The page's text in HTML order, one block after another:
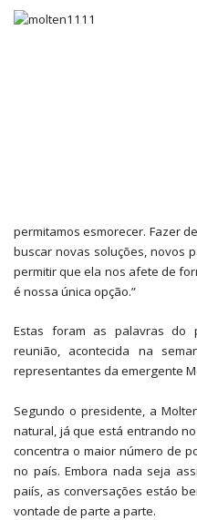
permitamos esmorecer. Fazer
buscar novas soluções, novos
permitir que ela nos afete de
é nossa única opção.”
Estas foram as palavras do
reunião, acontecida na
representantes da emergente
Segundo o presidente, a
natural, já que está entrando
concentra o maior número de
no país. Embora nada seja
paiís, as conversações estáo
vontade de parte a parte.